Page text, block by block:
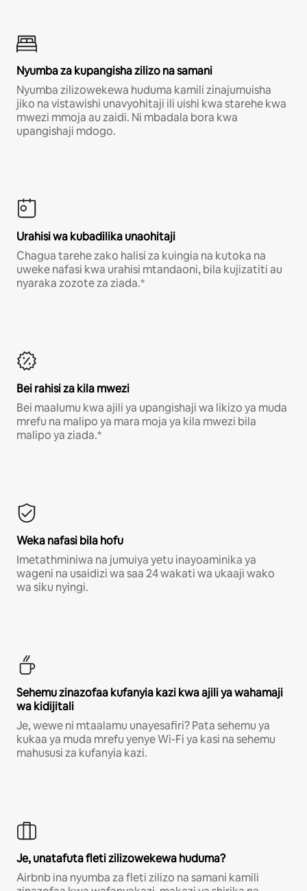
Nyumba za kupangisha zilizo na samani
Nyumba zilizowekewa huduma kamili zinajumuisha
jiko na vistawishi unavyohitaji ili uishi kwa starehe kwa
mwezi mmoja au zaidi. Ni mbadala bora kwa
upangishaji mdogo.
Urahisi wa kubadilika unaohitaji
Chagua tarehe zako halisi za kuingia na kutoka na
uweke nafasi kwa urahisi mtandaoni, bila kujizatiti au
nyaraka zozote za ziada.*
Bei rahisi za kila mwezi
Bei maalumu kwa ajili ya upangishaji wa likizo ya muda
mrefu na malipo ya mara moja ya kila mwezi bila
malipo ya ziada.*
Weka nafasi bila hofu
Imetathminiwa na jumuiya yetu inayoaminika ya
wageni na usaidizi wa saa 24 wakati wa ukaaji wako
wa siku nyingi.
Sehemu zinazofaa kufanyia kazi kwa ajili ya wahamaji
wa kidijitali
Je, wewe ni mtaalamu unayesafiri? Pata sehemu ya
kukaa ya muda mrefu yenye Wi-Fi ya kasi na sehemu
mahususi za kufanyia kazi.
Je, unatafuta fleti zilizowekewa huduma?
Airbnb ina nyumba za fleti zilizo na samani kamili